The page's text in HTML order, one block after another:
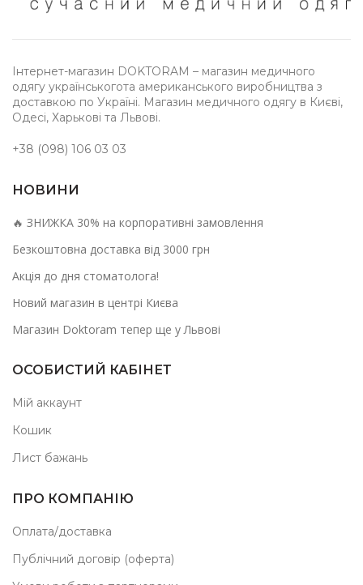
Інтернет-магазин DOKTORAM – магазин медичного
одягу українськогота американського виробництва з
доставкою по Україні. Магазин медичного одягу в Києві,
Одесі, Харькові та Львові.
+38 (098) 106 03 03
НОВИНИ
🔥 ЗНИЖКА 30% на корпоративні замовлення
Безкоштовна доставка від 3000 грн
Акція до дня стоматолога!
Новий магазин в центрі Києва
Магазин Doktoram тепер ще у Львові
ОСОБИСТИЙ КАБІНЕТ
Мій аккаунт
Кошик
Лист бажань
ПРО КОМПАНІЮ
Оплата/доставка
Публічний договір (оферта)